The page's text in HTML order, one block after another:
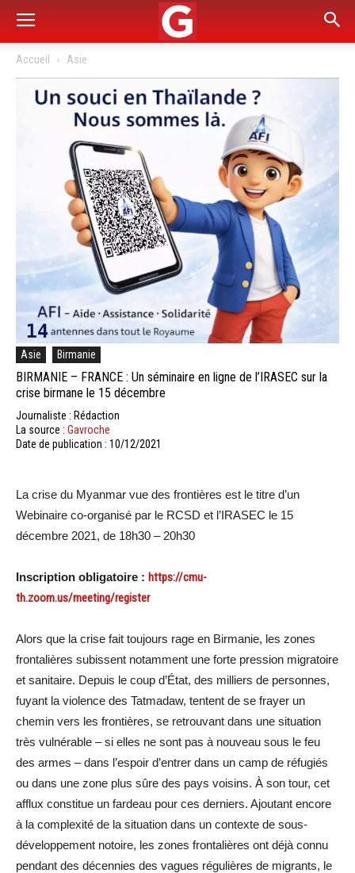
Accueil Asie
Asie Birmanie
BIRMANIE – FRANCE : Un séminaire en ligne de l’IRASEC sur la
crise birmane le 15 décembre
Journaliste : Rédaction
La source : Gavroche
Date de publication : 10/12/2021
La crise du Myanmar vue des frontières est le titre d’un
Webinaire co-organisé par le RCSD et l’IRASEC le 15
décembre 2021, de 18h30 – 20h30
Inscription obligatoire : https://cmu-
th.zoom.us/meeting/register
Alors que la crise fait toujours rage en Birmanie, les zones
frontalières subissent notamment une forte pression migratoire
et sanitaire. Depuis le coup d’État, des milliers de personnes,
fuyant la violence des Tatmadaw, tentent de se frayer un
chemin vers les frontières, se retrouvant dans une situation
très vulnérable – si elles ne sont pas à nouveau sous le feu
des armes – dans l’espoir d’entrer dans un camp de réfugiés
ou dans une zone plus sûre des pays voisins. À son tour, cet
afflux constitue un fardeau pour ces derniers. Ajoutant encore
à la complexité de la situation dans un contexte de sous-
développement notoire, les zones frontalières ont déjà connu
pendant des décennies des vagues régulières de migrants, le